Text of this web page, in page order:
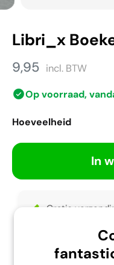
Libri_x
9,95 incl. BTW
Op voorraad,
Hoeveelheid
In
Gratis
Omruilen of
Steun onze